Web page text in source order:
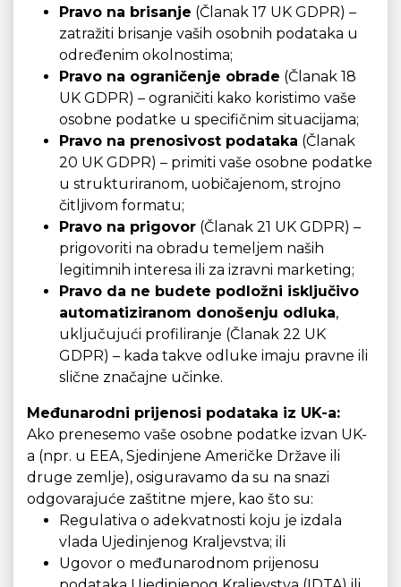
Pravo na brisanje (Članak 17 UK GDPR) –
zatražiti brisanje vaših osobnih podataka u
određenim okolnostima;
Pravo na ograničenje obrade (Članak 18
UK GDPR) – ograničiti kako koristimo vaše
osobne podatke u specifičnim situacijama;
Pravo na prenosivost podataka (Članak
20 UK GDPR) – primiti vaše osobne podatke
u strukturiranom, uobičajenom, strojno
čitljivom formatu;
Pravo na prigovor (Članak 21 UK GDPR) –
prigovoriti na obradu temeljem naših
legitimnih interesa ili za izravni marketing;
Pravo da ne budete podložni isključivo
automatiziranom donošenju odluka,
uključujući profiliranje (Članak 22 UK
GDPR) – kada takve odluke imaju pravne ili
slične značajne učinke.
Međunarodni prijenosi podataka iz UK-a:
Ako prenesemo vaše osobne podatke izvan UK-
a (npr. u EEA, Sjedinjene Američke Države ili
druge zemlje), osiguravamo da su na snazi
odgovarajuće zaštitne mjere, kao što su:
Regulativa o adekvatnosti koju je izdala
vlada Ujedinjenog Kraljevstva; ili
Ugovor o međunarodnom prijenosu